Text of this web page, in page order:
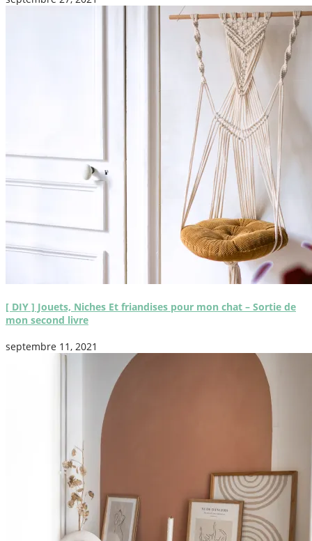
[ DIY ] Jouets, Niches Et friandises pour mon chat – Sortie de
mon second livre
septembre 11, 2021